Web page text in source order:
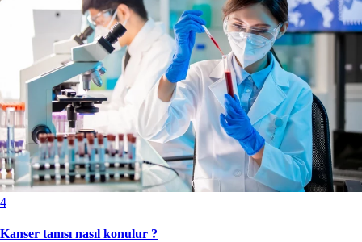
4
Kanser tanısı nasıl konulur ?